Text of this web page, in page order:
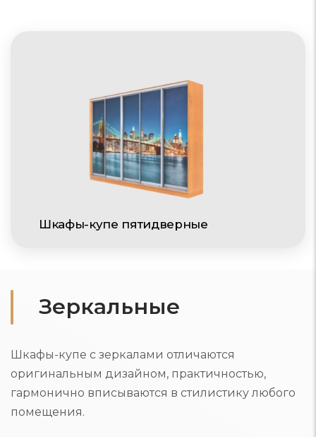
Шкафы-купе пятидверные
Зеркальные
Шкафы-купе с зеркалами отличаются
оригинальным дизайном, практичностью,
гармонично вписываются в стилистику любого
помещения.